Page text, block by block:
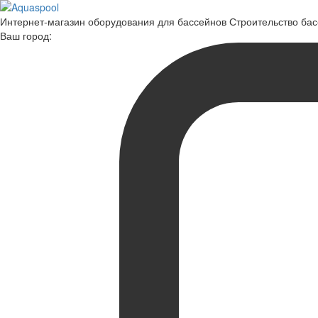
Интернет-магазин оборудования для бассейнов Строительство
Ваш город: